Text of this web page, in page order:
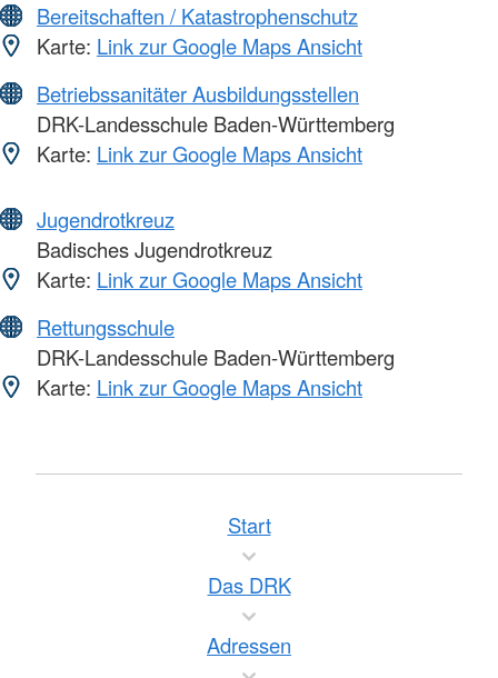
Bereitschaften / Katastrophenschutz
Karte: Link zur Google Maps Ansicht
Betriebssanitäter Ausbildungsstellen
DRK-Landesschule Baden-Württemberg
Karte: Link zur Google Maps Ansicht
Jugendrotkreuz
Badisches Jugendrotkreuz
Karte: Link zur Google Maps Ansicht
Rettungsschule
DRK-Landesschule Baden-Württemberg
Karte: Link zur Google Maps Ansicht
Start
Das DRK
Adressen